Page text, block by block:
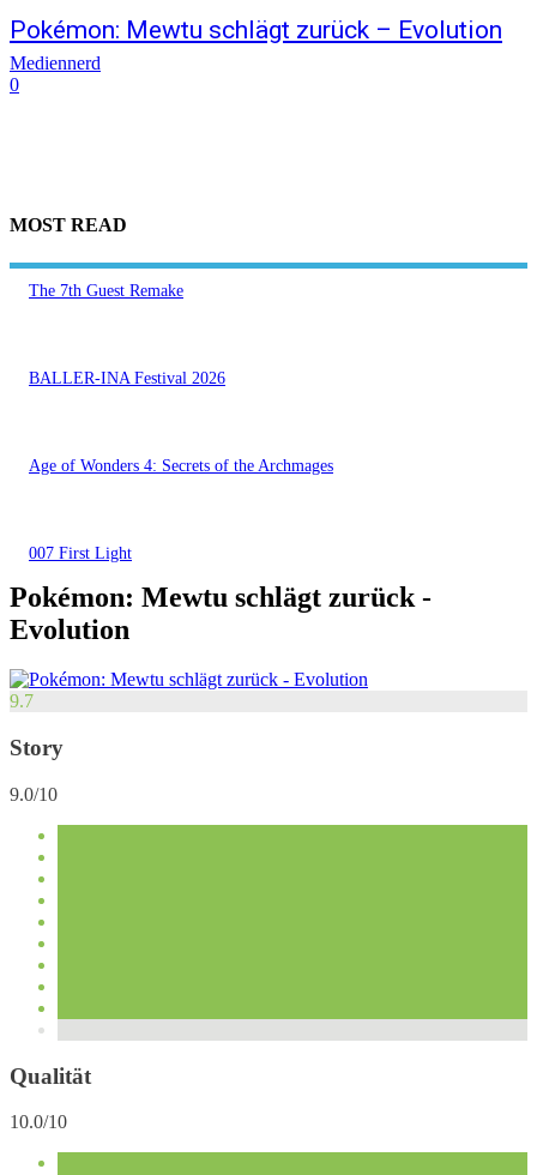
Pokémon: Mewtu schlägt zurück – Evolution
Mediennerd
0
MOST READ
The 7th Guest Remake
BALLER-INA Festival 2026
Age of Wonders 4: Secrets of the Archmages
007 First Light
Pokémon: Mewtu schlägt zurück -
Evolution
9.7
Story
9.0/10
Qualität
10.0/10